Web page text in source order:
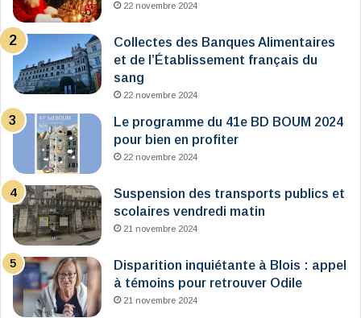
22 novembre 2024
Collectes des Banques Alimentaires
et de l’Établissement français du
sang
22 novembre 2024
Le programme du 41e BD BOUM 2024
pour bien en profiter
22 novembre 2024
Suspension des transports publics et
scolaires vendredi matin
21 novembre 2024
Disparition inquiétante à Blois : appel
à témoins pour retrouver Odile
21 novembre 2024